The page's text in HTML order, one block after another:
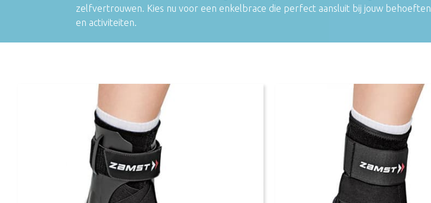
zelfvertrouwen. Kies nu voor een enkelbrace die perfect aansluit bij jouw behoeften
en activiteiten.